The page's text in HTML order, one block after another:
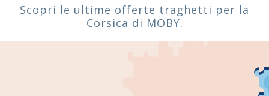
LE ROTTE
OFFERTE TRAGHETTI
Scopri le ultime offerte traghetti per la
Corsica di MOBY.